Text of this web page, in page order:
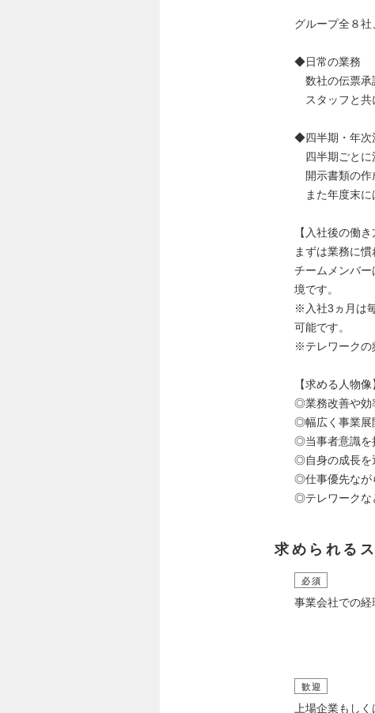
グループ全８
◆日常の業務
数社の伝票承
スタッフと共
◆四半期・年次
四半期ごとに
開示書類の作
また年度末に
【入社後の働き
まずは業務に
チームメンバ
境です。
※入社3ヵ月は
可能です。
※テレワークの
【求める人物像
◎業務改善や効
◎幅広く事業展
◎当事者意識を
◎自身の成長を
◎仕事優先なが
◎テレワークな
求められる
必須
事業会社での
歓迎
上場企業もし